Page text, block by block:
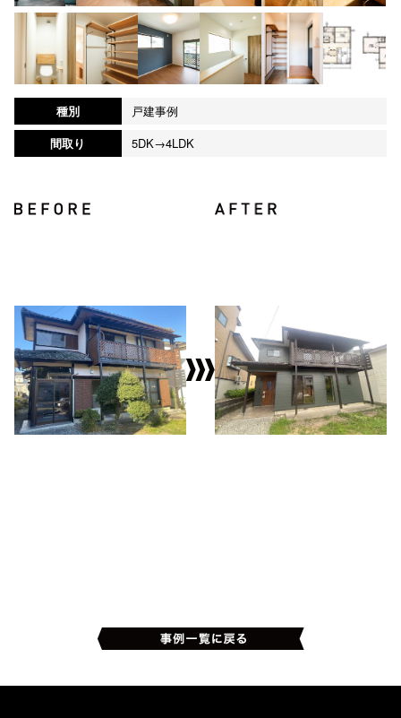
種別
戸建事例
間取り
5DK→4LDK